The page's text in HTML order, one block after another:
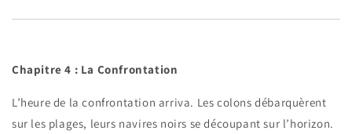
Chapitre 4 : La Confrontation
L’heure de la confrontation arriva. Les colons débarquèrent
sur les plages, leurs navires noirs se découpant sur l’horizon.